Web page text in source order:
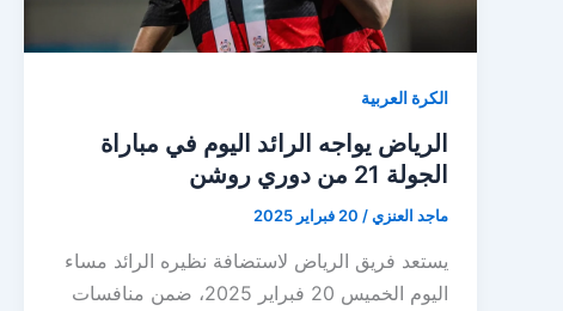
الكرة العربية
الرياض يواجه الرائد اليوم في مباراة
الجولة 21 من دوري روشن
ماجد العنزي/ 20 فبراير 2025
يستعد فريق الرياض لاستضافة نظيره الرائد مساء
اليوم الخميس 20 فبراير 2025، ضمن منافسات